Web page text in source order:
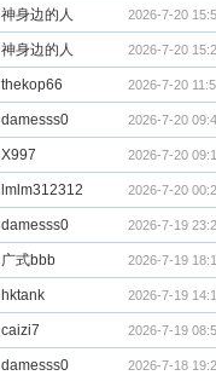
神身边的人 2026-7-20
神身边的人 2026-7-20
thekop66 2026-7-20
damesss0 2026-7-20
X997 2026-7-20
lmlm312312 2026-7-20
damesss0 2026-7-19
广式bbb 2026-7-19
hktank 2026-7-19
caizi7 2026-7-19
damesss0 2026-7-18